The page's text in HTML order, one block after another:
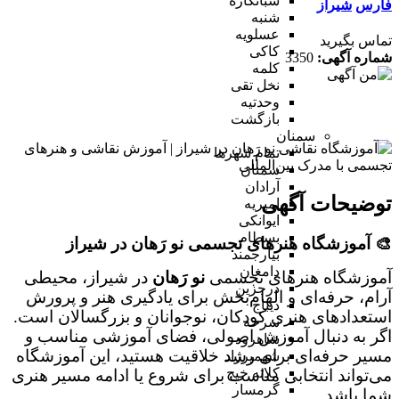
شنبه
عسلویه
کاکی
کلمه
نخل تقی
وحدتیه
بازگشت
سمنان
تمام شهر‌ها
سمنان
آرادان
امیریه
ایوانکی
بسطام
بیارجمند
دامغان
درجزین
دیباج
سرخه
شاهرود
شهمیرزاد
کلاته خیج
گرمسار
فارس شیراز
تماس بگیرید
شماره آگهی: 3350
توضیحات آگهی
🎨 آموزشگاه هنرهای تجسمی نو رَهان در شیراز
آموزشگاه هنرهای تجسمی نو رَهاندر شیراز، محیطی
آرام، حرفه‌ای و الهام‌بخش برای یادگیری هنر و پرورش
استعدادهای هنری کودکان، نوجوانان و بزرگسالان است.
اگر به دنبال آموزش اصولی، فضای آموزشی مناسب و
مسیر حرفه‌ای برای رشد خلاقیت هستید، این آموزشگاه
می‌تواند انتخابی مناسب برای شروع یا ادامه مسیر هنری
شما باشد.